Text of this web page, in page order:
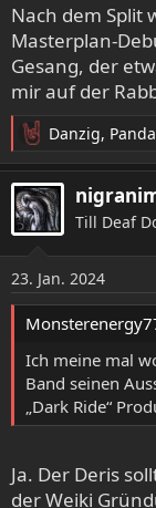
Nach dem Split
Masterplan-
Gesang, der
mir auf der
R
e
a
k
t
n
e
n
Danzig,
Till Deaf
23. Jan. 2024
Ich meine mal
Band seinen
„Dark Ride“
Ja. Der Deris
der Weiki